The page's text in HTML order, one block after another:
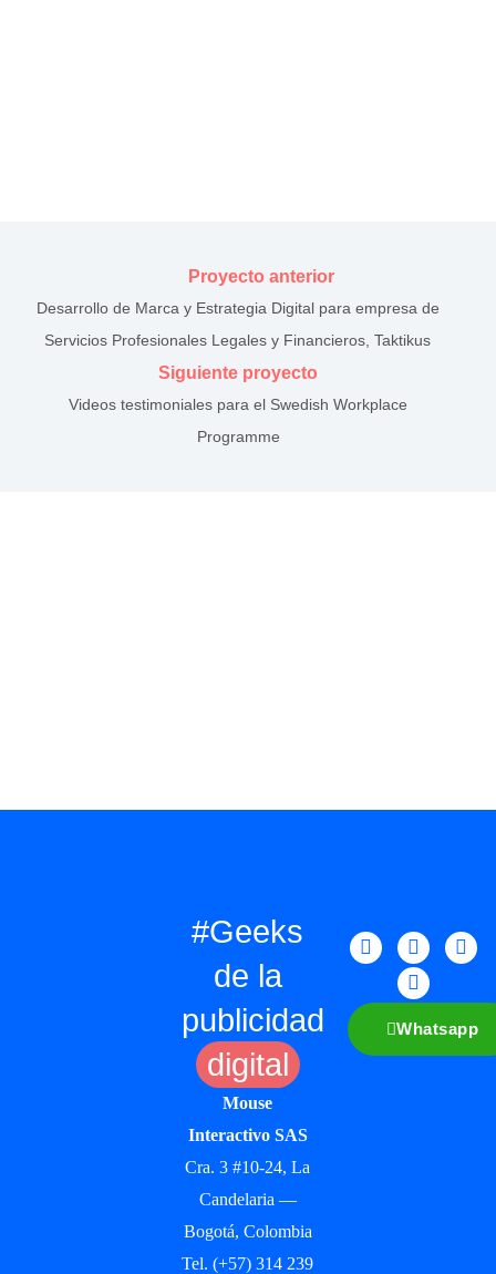
Proyecto anterior
Desarrollo de Marca y Estrategia Digital para empresa de
Servicios Profesionales Legales y Financieros, Taktikus
Siguiente proyecto
Videos testimoniales para el Swedish Workplace
Programme
#Geeks
de la
publicidad
digital
Mouse
Interactivo SAS
Cra. 3 #10-24, La
Candelaria —
Bogotá, Colombia
Tel. (+57) 314 239
Whatsapp